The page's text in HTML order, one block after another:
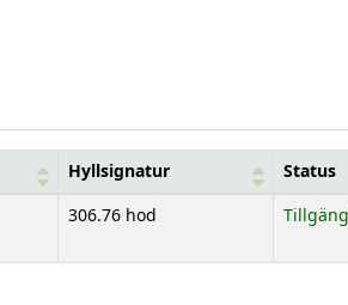
Hyllsignatur Status
306.76 hod